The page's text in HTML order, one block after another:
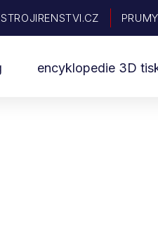
STROJIRENSTVI.CZ
encyklopedie 3D